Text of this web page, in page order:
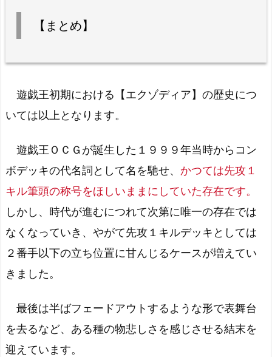
【まとめ】
遊戯王初期における【エクゾディア】の歴史につ
いては以上となります。
遊戯王ＯＣＧが誕生した１９９９年当時からコン
ボデッキの代名詞として名を馳せ、 かつては先攻１
キル筆頭の称号をほしいままにしていた存在です。
しかし、時代が進むにつれて次第に唯一の存在では
なくなっていき、やがて先攻１キルデッキとしては
２番手以下の立ち位置に甘んじるケースが増えてい
きました。
最後は半ばフェードアウトするような形で表舞台
を去るなど、ある種の物悲しさを感じさせる結末を
迎えています。